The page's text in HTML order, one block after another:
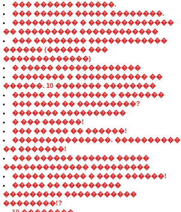
��� ������ ������.
��� ������ ����� ��������.
���������� � �������������
�� ��������� ������������
��� �������� ������������
������ (������ ���
�������������)
� ����� �������������
�������� � ����������� ��
������. 10 ������� ��������
����� �� ������� � �������
��� ���� �� ���������?
������� ����������
� ��� ������!
��� �� ��� �� ������!
���������������. ����������
�� �������!
��� ������ ������ �����
������������� ���������
����� ������ � ���� ������!
����� �� ���������
��������� �����������
��������!?